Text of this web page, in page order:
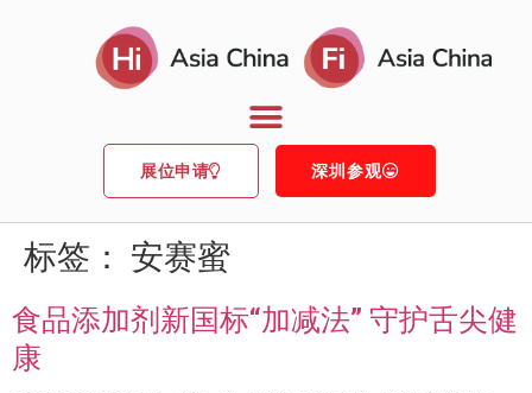
展位申请 深圳参观
标签： 安赛蜜
食品添加剂新国标“加减法” 守护舌尖健
康